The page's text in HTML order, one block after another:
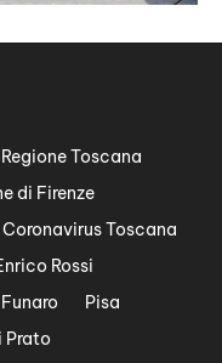
Regione Toscana
di Firenze
Coronavirus Toscana
Rossi
Pisa
Prato